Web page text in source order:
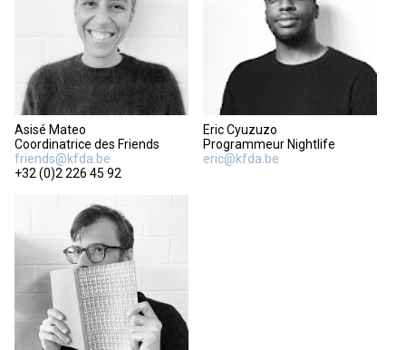
Asisé Mateo
Coordinatrice des Friends
friends@kfda.be
+32 (0)2 226 45 92
Eric Cyuzuzo
Programmeur Nightlife
eric@kfda.be